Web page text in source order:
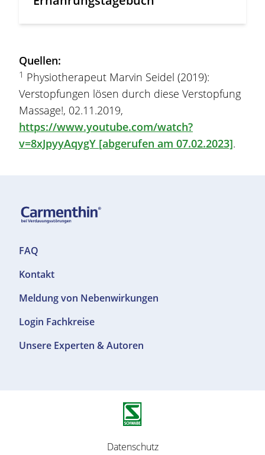
Quellen:
1 Physiotherapeut Marvin Seidel (2019):
Verstopfungen lösen durch diese Verstopfung
Massage!, 02.11.2019,
https://www.youtube.com/watch?
v=8xJpyyAqygY [abgerufen am 07.02.2023].
F
o
t
r
o
FAQ
Kontakt
Meldung von Nebenwirkungen
F
o
Login Fachkreise
Unsere Experten & Autoren
Datenschutz